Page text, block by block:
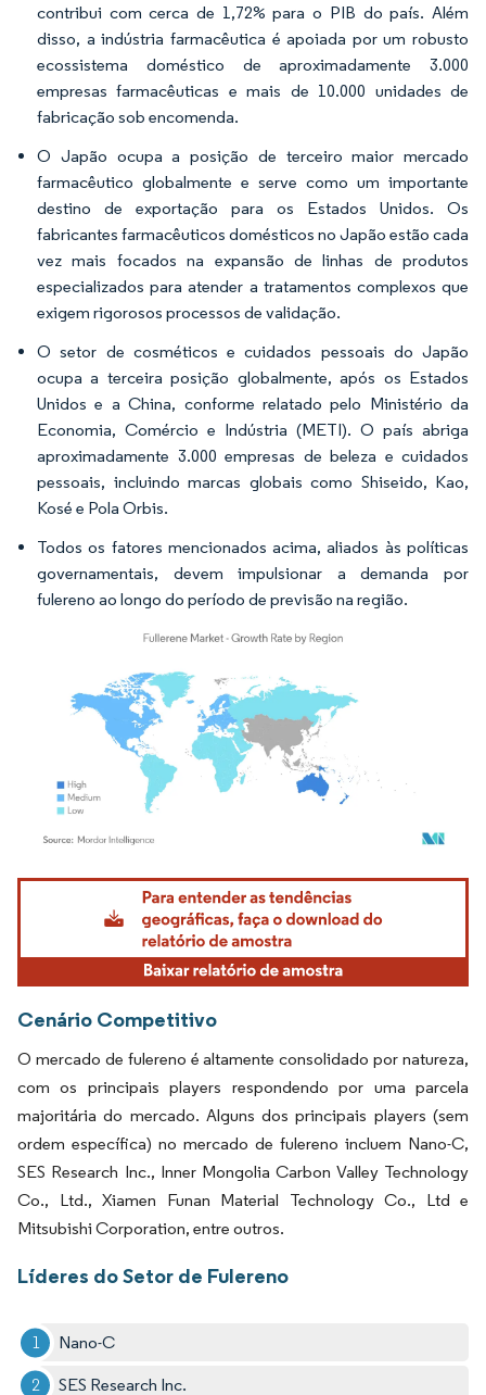
contribui com cerca de 1,72% para o PIB do país. Além
disso, a indústria farmacêutica é apoiada por um robusto
ecossistema doméstico de aproximadamente 3.000
empresas farmacêuticas e mais de 10.000 unidades de
fabricação sob encomenda.
O Japão ocupa a posição de terceiro maior mercado
farmacêutico globalmente e serve como um importante
destino de exportação para os Estados Unidos. Os
fabricantes farmacêuticos domésticos no Japão estão cada
vez mais focados na expansão de linhas de produtos
especializados para atender a tratamentos complexos que
exigem rigorosos processos de validação.
O setor de cosméticos e cuidados pessoais do Japão
ocupa a terceira posição globalmente, após os Estados
Unidos e a China, conforme relatado pelo Ministério da
Economia, Comércio e Indústria (METI). O país abriga
aproximadamente 3.000 empresas de beleza e cuidados
pessoais, incluindo marcas globais como Shiseido, Kao,
Kosé e Pola Orbis.
Todos os fatores mencionados acima, aliados às políticas
governamentais, devem impulsionar a demanda por
fulereno ao longo do período de previsão na região.
Imagem © Mordor Intelligence. O reuso requer atribuição conforme CC BY 4.0.
Cenário Competitivo
O mercado de fulereno é altamente consolidado por natureza,
com os principais players respondendo por uma parcela
majoritária do mercado. Alguns dos principais players (sem
ordem específica) no mercado de fulereno incluem Nano-C,
SES Research Inc., Inner Mongolia Carbon Valley Technology
Co., Ltd., Xiamen Funan Material Technology Co., Ltd e
Mitsubishi Corporation, entre outros.
Líderes do Setor de Fulereno
Nano-C
SES Research Inc.